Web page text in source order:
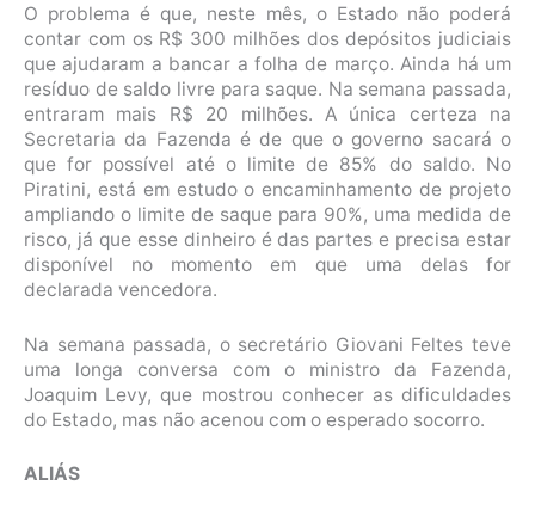
O problema é que, neste mês, o Estado não poderá
contar com os R$ 300 milhões dos depósitos judiciais
que ajudaram a bancar a folha de março. Ainda há um
resíduo de saldo livre para saque. Na semana passada,
entraram mais R$ 20 milhões. A única certeza na
Secretaria da Fazenda é de que o governo sacará o
que for possível até o limite de 85% do saldo. No
Piratini, está em estudo o encaminhamento de projeto
ampliando o limite de saque para 90%, uma medida de
risco, já que esse dinheiro é das partes e precisa estar
disponível no momento em que uma delas for
declarada vencedora.
Na semana passada, o secretário Giovani Feltes teve
uma longa conversa com o ministro da Fazenda,
Joaquim Levy, que mostrou conhecer as dificuldades
do Estado, mas não acenou com o esperado socorro.
ALIÁS